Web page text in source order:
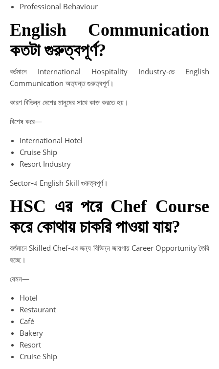
Professional Behaviour
English Communication
কতটা গুরুত্বপূর্ণ?
বর্তমানে International Hospitality Industry-তে English
Communication অত্যন্ত গুরুত্বপূর্ণ।
কারণ বিভিন্ন দেশের মানুষের সাথে কাজ করতে হয়।
বিশেষ করে—
International Hotel
Cruise Ship
Resort Industry
Sector-এ English Skill গুরুত্বপূর্ণ।
HSC এর পরে Chef Course
করে কোথায় চাকরি পাওয়া যায়?
বর্তমানে Skilled Chef-এর জন্য বিভিন্ন জায়গায় Career Opportunity তৈরি
হচ্ছে।
যেমন—
Hotel
Restaurant
Café
Bakery
Resort
Cruise Ship